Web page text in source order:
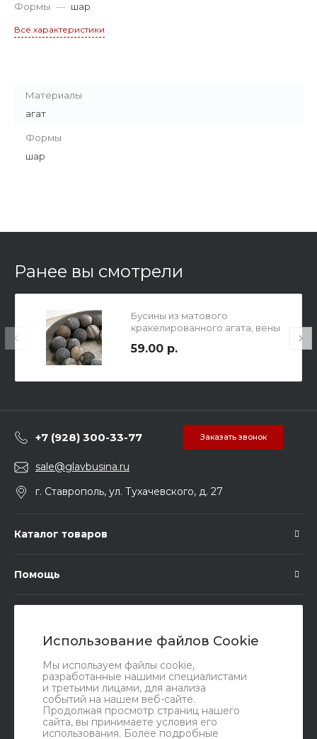
Использование файлов Cookie
Мы используем файлы cookie,
разработанные нашими специалистами
и третьими лицами, для анализа
событий на нашем веб-сайте.
Продолжая просмотр страниц нашего
сайта, вы принимаете условия его
использования. Более подробные
Формы — шар
Все характеристики
Материалы
агат
Формы
шар
Ранее вы смотрели
Бусины из матового
кракелированного агата, вены
диам. 14мм, отв-е 1мм.
59.00 р.
+7 (928) 300-33-77 Заказать звонок
sale@glavbusina.ru
г. Ставрополь, ул. Тухачевского, д. 27
Каталог товаров
Помощь